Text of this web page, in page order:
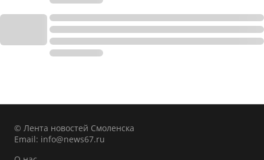
© Лента новостей Смоленска
Email: info@news67.ru